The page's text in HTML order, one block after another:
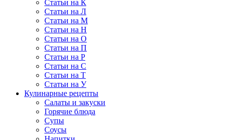
Статьи на К
Статьи на Л
Статьи на М
Статьи на Н
Статьи на О
Статьи на П
Статьи на Р
Статьи на С
Статьи на Т
Статьи на У
Кулинарные рецепты
Салаты и закуски
Горячие блюда
Супы
Соусы